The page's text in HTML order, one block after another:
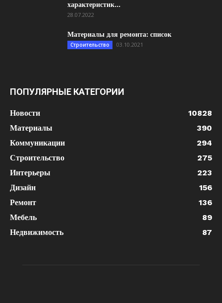
характеристик...
28.07.2022
Материалы для ремонта: список
Строительство 03.10.2021
ПОПУЛЯРНЫЕ КАТЕГОРИИ
Новости
10828
Материалы
390
Коммуникации
294
Строительство
275
Интерьеры
223
Дизайн
156
Ремонт
136
Мебель
89
Недвижимость
87